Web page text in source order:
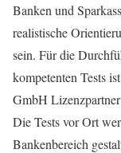
Banken und
realistische
sein. Für die
kompetenten Tests
GmbH
Die Tests vor Ort
Bankenbereich